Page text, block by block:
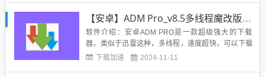
录，让度盘下载速度达顶峰，一键提取度盘分享链接
“直链”、免登陆解...
【安卓】ADM Pro_v8.5多线程魔改版，超级强大的下载器
软件介绍：安卓ADM PRO是一款超级强大的下载
器，类似于迅雷这种，多线程，速度超快，可以下载
百度云：- 网络上最多可同时三个文件下载；- 通过使
下载加速 2024-11-11